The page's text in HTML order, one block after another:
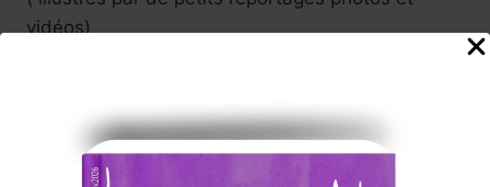
vidéos)
semaines.
Une année 2026 qui commence sous les
meilleures auspices , la team dévoilera des